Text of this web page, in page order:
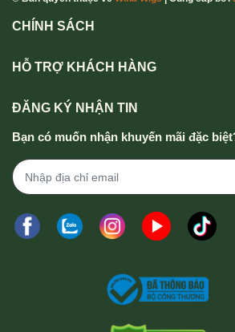
CHÍNH SÁCH
HỖ TRỢ KHÁCH HÀNG
ĐĂNG KÝ NHẬN TIN
Bạn có muốn nhận khuyến mãi đặc